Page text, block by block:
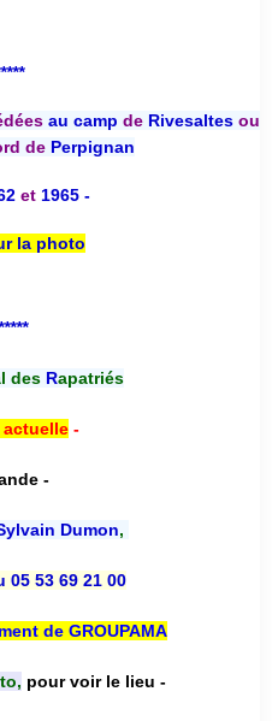
au camp deRivesaltesou
de Perpignan
et 1965 -
la photo
desRapatriés
actuelle-
-
Dumon,
05 53 69 21 00
de GROUPAMA
pour voir le lieu -